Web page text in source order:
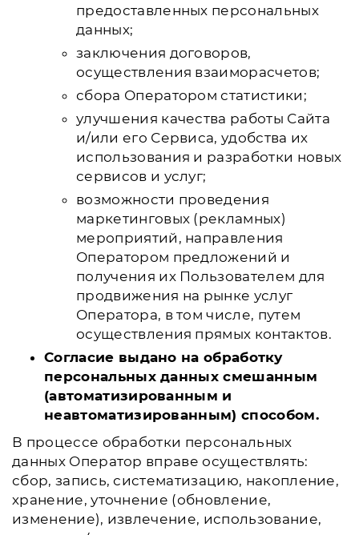
предоставленных персональных
данных;
заключения договоров,
осуществления взаиморасчетов;
сбора Оператором статистики;
улучшения качества работы Сайта
и/или его Сервиса, удобства их
использования и разработки новых
сервисов и услуг;
возможности проведения
маркетинговых (рекламных)
мероприятий, направления
Оператором предложений и
получения их Пользователем для
продвижения на рынке услуг
Оператора, в том числе, путем
осуществления прямых контактов.
Согласие выдано на обработку
персональных данных смешанным
(автоматизированным и
неавтоматизированным) способом.
В процессе обработки персональных
данных Оператор вправе осуществлять:
сбор, запись, систематизацию, накопление,
хранение, уточнение (обновление,
изменение), извлечение, использование,